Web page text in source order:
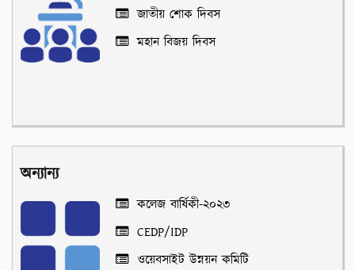
জাতীয় শোক দিবস
মহান বিজয় দিবস
অন্যান্য
কলেজ বার্ষিকী-২০২৩
CEDP/IDP
ওয়েবসাইট উন্নয়ন কমিটি